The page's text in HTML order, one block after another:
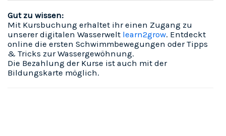
Gut zu wissen:
Mit Kursbuchung erhaltet ihr einen Zugang zu
unserer digitalen Wasserwelt learn2grow. Entdeckt
online die ersten Schwimmbewegungen oder Tipps
& Tricks zur Wassergewöhnung.
Die Bezahlung der Kurse ist auch mit der
Bildungskarte möglich.